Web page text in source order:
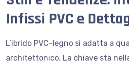
Infissi PVC e
L’ibrido PVC-legno si adatta a
architettonico. La chiave sta